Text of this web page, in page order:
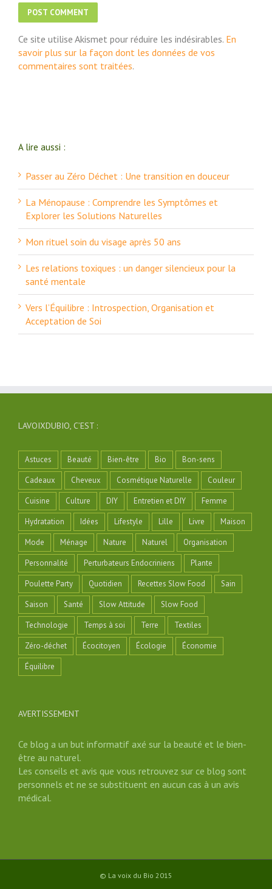
Ce site utilise Akismet pour réduire les indésirables. En
savoir plus sur la façon dont les données de vos
commentaires sont traitées.
A lire aussi :
Passer au Zéro Déchet : Une transition en douceur
La Ménopause : Comprendre les Symptômes et
Explorer les Solutions Naturelles
Mon rituel soin du visage après 50 ans
Les relations toxiques : un danger silencieux pour la
santé mentale
Vers l’Équilibre : Introspection, Organisation et
Acceptation de Soi
LAVOIXDUBIO, C’EST :
Astuces Beauté Bien-être Bio
Bon-sens
Cadeaux
Cheveux Cosmétique Naturelle
Couleur
Cuisine
Culture DIY Entretien et DIY
Femme
Hydratation
Idées Lifestyle Lille Livre
Maison
Mode
Ménage Nature Naturel
Organisation
Personnalité
Perturbateurs Endocriniens
Plante
Poulette Party
Quotidien Recettes Slow Food
Sain
Saison
Santé Slow Attitude
Slow Food
Technologie
Temps à soi Terre
Textiles
Zéro-déchet
Écocitoyen Écologie
Économie
Équilibre
AVERTISSEMENT
Ce blog a un but informatif axé sur la beauté et le bien-
être au naturel.
Les conseils et avis que vous retrouvez sur ce blog sont
personnels et ne se substituent en aucun cas à un avis
médical.
© La voix du Bio 2015